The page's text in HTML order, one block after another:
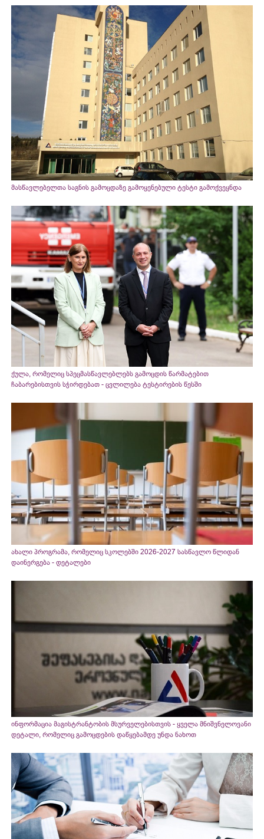
მასწავლებელთა საგნის გამოცდაზე გამოყენებული ტესტი გამოქვეყნდა
ქულა, რომელიც სპეცმასწავლებლებს გამოცდის წარმატებით
ჩაბარებისთვის სჭირდებათ - ცვლილება ტესტირების წესში
ახალი პროგრამა, რომელიც სკოლებში 2026-2027 სასწავლო წლიდან
დაინერგება - დეტალები
ინფორმაცია მაგისტრანტობის მსურველებისთვის - ყველა მნიშვნელოვანი
დეტალი, რომელიც გამოცდების დაწყებამდე უნდა ნახოთ